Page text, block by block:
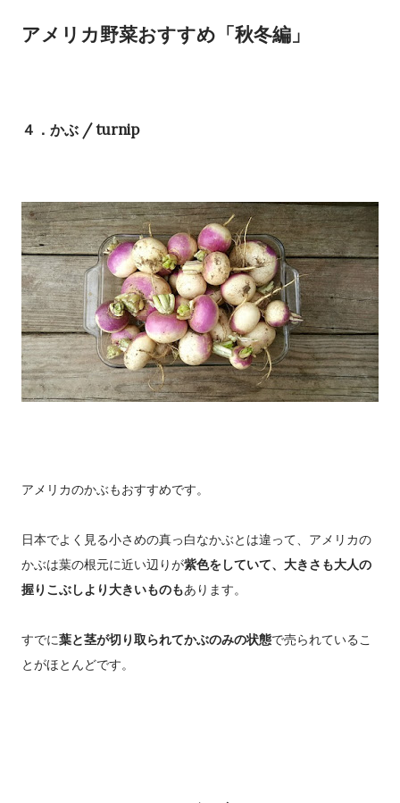
アメリカ野菜おすすめ「秋冬編」
４．かぶ / turnip
アメリカのかぶもおすすめです。
日本でよく見る小さめの真っ白なかぶとは違って、アメリカの
かぶは葉の根元に近い辺りが紫色をしていて、大きさも大人の
握りこぶしより大きいものもあります。
すでに葉と茎が切り取られてかぶのみの状態で売られているこ
とがほとんどです。